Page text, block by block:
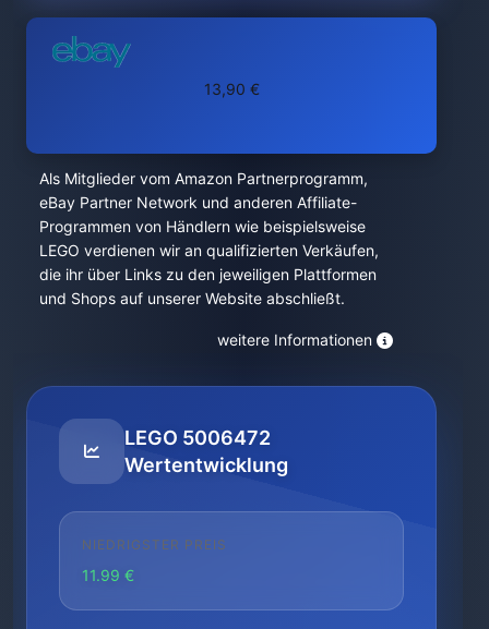
13,90 €
Als Mitglieder vom Amazon Partnerprogramm,
eBay Partner Network und anderen Affiliate-
Programmen von Händlern wie beispielsweise
LEGO verdienen wir an qualifizierten Verkäufen,
die ihr über Links zu den jeweiligen Plattformen
und Shops auf unserer Website abschließt.
weitere Informationen
LEGO 5006472
Wertentwicklung
NIEDRIGSTER PREIS
11.99 €